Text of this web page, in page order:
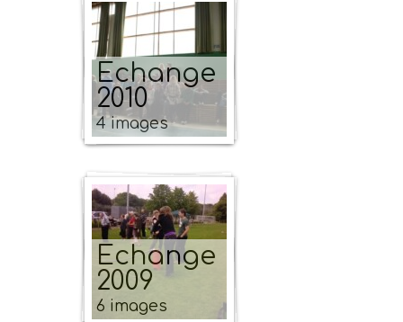
Echange
2010
4 images
Echange
2009
6 images